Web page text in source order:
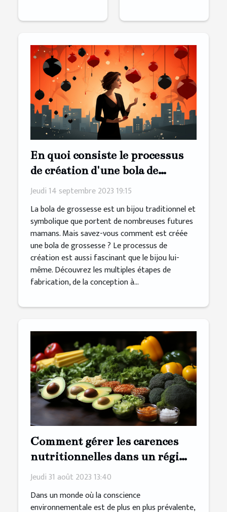
En quoi consiste le processus
de création d'une bola de
grossesse
Jeudi 14 septembre 2023 19:15
La bola de grossesse est un bijou traditionnel et
symbolique que portent de nombreuses futures
mamans. Mais savez-vous comment est créée
une bola de grossesse ? Le processus de
création est aussi fascinant que le bijou lui-
même. Découvrez les multiples étapes de
fabrication, de la conception à...
Comment gérer les carences
nutritionnelles dans un régime
végétalien
Jeudi 31 août 2023 13:40
Dans un monde où la conscience
environnementale est de plus en plus prévalente,